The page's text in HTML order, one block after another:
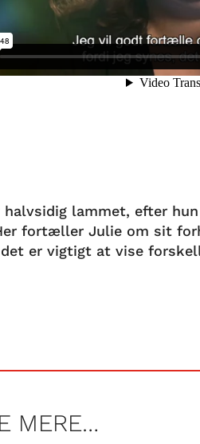
halvsidig lammet, efter
fortæller Julie om sit
er vigtigt at vise
MERE…